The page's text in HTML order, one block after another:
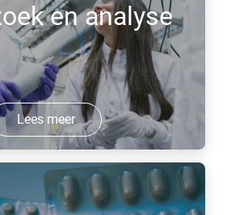
en analyse
Lees meer